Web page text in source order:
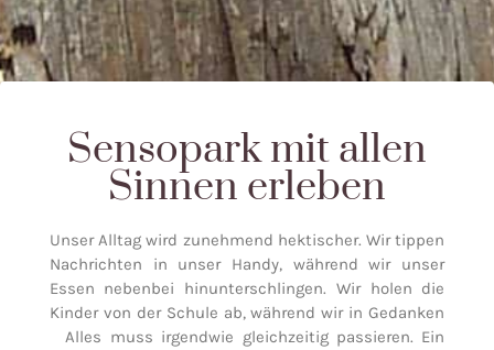
Sensopark mit allen
Sinnen erleben
Unser Alltag wird zunehmend hektischer. Wir tippen
Nachrichten in unser Handy, während wir unser
Essen nebenbei hinunterschlingen. Wir holen die
Kinder von der Schule ab, während wir in Gedanken
Alles muss irgendwie gleichzeitig passieren. Ein